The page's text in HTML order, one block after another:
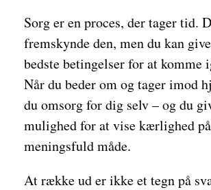
Sorg er en proces, der tager tid.
fremskynde den, men du kan
bedste betingelser for at komme
Når du beder om og tager imod
du omsorg for dig selv – og du
mulighed for at vise kærlighed
meningsfuld måde.
At række ud er ikke et tegn på